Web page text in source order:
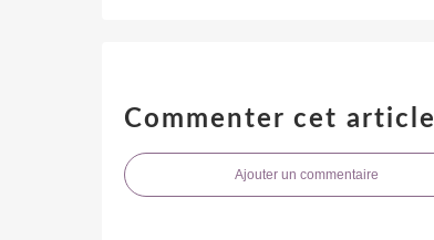
Commenter cet article
Ajouter un commentaire